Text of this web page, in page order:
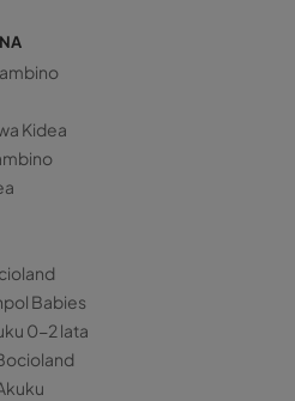
Kidea
Babies
0-2 lata